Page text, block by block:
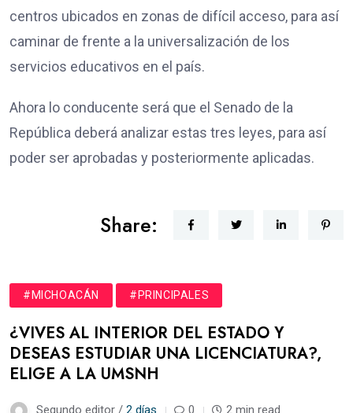
centros ubicados en zonas de difícil acceso, para así
caminar de frente a la universalización de los
servicios educativos en el país.
Ahora lo conducente será que el Senado de la
República deberá analizar estas tres leyes, para así
poder ser aprobadas y posteriormente aplicadas.
Share:
#MICHOACÁN #PRINCIPALES
¿VIVES AL INTERIOR DEL ESTADO Y
DESEAS ESTUDIAR UNA LICENCIATURA?,
ELIGE A LA UMSNH
Segundo editor / 2 días 0 2 min read